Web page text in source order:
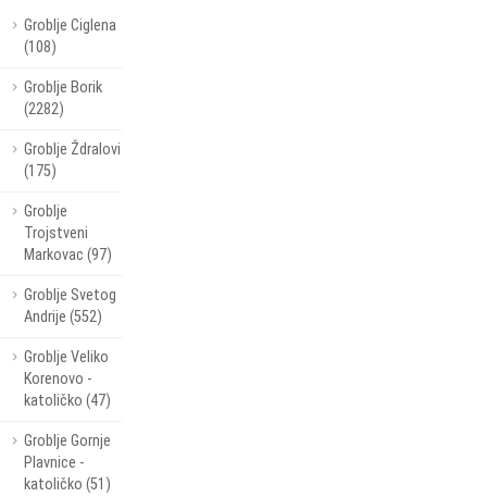
Groblje Ciglena
(108)
Groblje Borik
(2282)
Groblje Ždralovi
(175)
Groblje
Trojstveni
Markovac (97)
Groblje Svetog
Andrije (552)
Groblje Veliko
Korenovo -
katoličko (47)
Groblje Gornje
Plavnice -
katoličko (51)